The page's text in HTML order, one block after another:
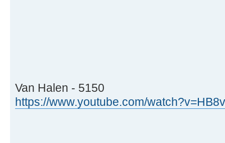
Van Halen - 5150
https://www.youtube.com/